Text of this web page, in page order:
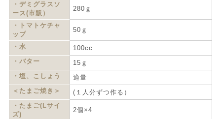
・デミグラスソ
ース(市販）
280ｇ
・トマトケチャ
ップ
50ｇ
・水
100cc
・バター
15ｇ
・塩、こしょう
適量
＜たまご焼き＞
(１人分ずつ作る）
・たまご(Lサイ
ズ)
2個×4